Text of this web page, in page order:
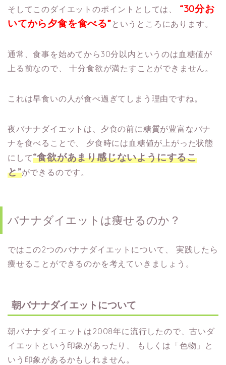
そしてこのダイエットのポイントとしては、
“30分お
いてから夕食を食べる” というところにあります。
通常、食事を始めてから30分以内というのは血糖値が
上る前なので、
十分食欲が満たすことができません。
これは早食いの人が食べ過ぎてしまう理由ですね。
夜バナナダイエットは、夕食の前に糖質が豊富なバナ
ナを食べることで、
夕食時には血糖値が上がった状態
にして“食欲があまり感じないようにするこ
と”ができるのです。
バナナダイエットは痩せるのか？
ではこの2つのバナナダイエットについて、
実践したら
痩せることができるのかを考えていきましょう。
朝バナナダイエットについて
朝バナナダイエットは2008年に流行したので、古いダ
イエットという印象があったり、
もしくは「色物」と
いう印象があるかもしれません。